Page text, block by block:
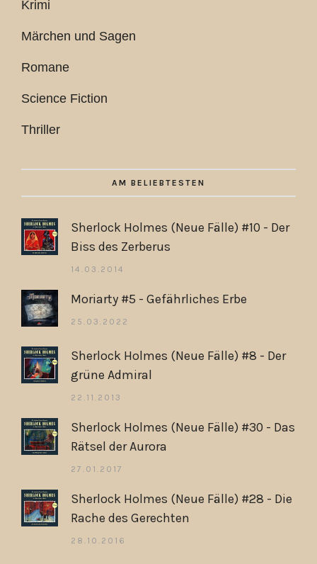
Krimi
Märchen und Sagen
Romane
Science Fiction
Thriller
AM BELIEBTESTEN
Sherlock Holmes (Neue Fälle) #10 - Der
Biss des Zerberus
14.03.2014
Moriarty #5 - Gefährliches Erbe
25.03.2022
Sherlock Holmes (Neue Fälle) #8 - Der
grüne Admiral
22.11.2013
Sherlock Holmes (Neue Fälle) #30 - Das
Rätsel der Aurora
27.01.2017
Sherlock Holmes (Neue Fälle) #28 - Die
Rache des Gerechten
28.10.2016